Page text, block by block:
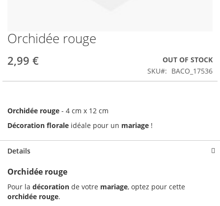
Skip
to
the
beginning
Orchidée rouge
2,99 €
OUT OF STOCK
SKU
BACO_17536
Orchidée rouge - 4 cm x 12 cm
Décoration florale idéale pour un mariage !
Details
Orchidée rouge
Pour la décoration de votre mariage, optez pour cette
orchidée rouge.